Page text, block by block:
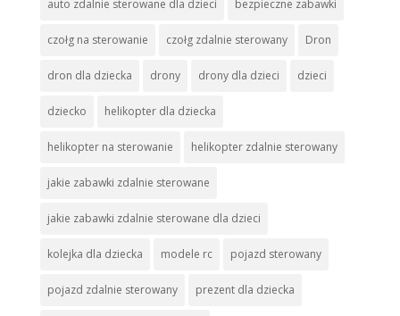
auto zdalnie sterowane dla dzieci bezpieczne zabawki
czołg na sterowanie czołg zdalnie sterowany Dron
dron dla dziecka drony drony dla dzieci dzieci
dziecko helikopter dla dziecka
helikopter na sterowanie helikopter zdalnie sterowany
jakie zabawki zdalnie sterowane
jakie zabawki zdalnie sterowane dla dzieci
kolejka dla dziecka modele rc pojazd sterowany
pojazd zdalnie sterowany prezent dla dziecka